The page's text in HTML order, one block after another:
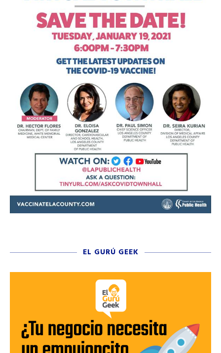
EL GURÚ GEEK